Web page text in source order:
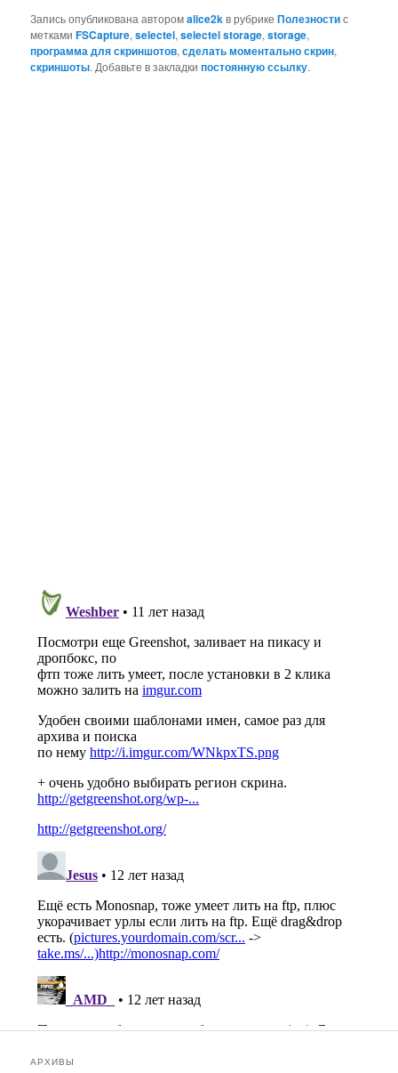
Запись опубликована авторомalice2kв рубрикеПолезностис
меткамиFSCapture,selectel,selectel storage,storage,
программа для скриншотов,сделать моментально скрин,
скриншоты. Добавьте в закладкипостоянную ссылку.
АРХИВЫ